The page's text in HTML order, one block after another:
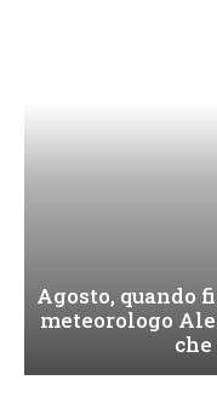
Agosto, quando
meteorologo